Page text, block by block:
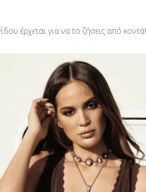
έρχεται για να το ζήσεις από κοντά!